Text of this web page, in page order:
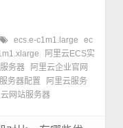
ecs.e-c1m1.large
ec
阿里云ECS实
务器
阿里云企业官网
务器配置
阿里云服务
云网站服务器